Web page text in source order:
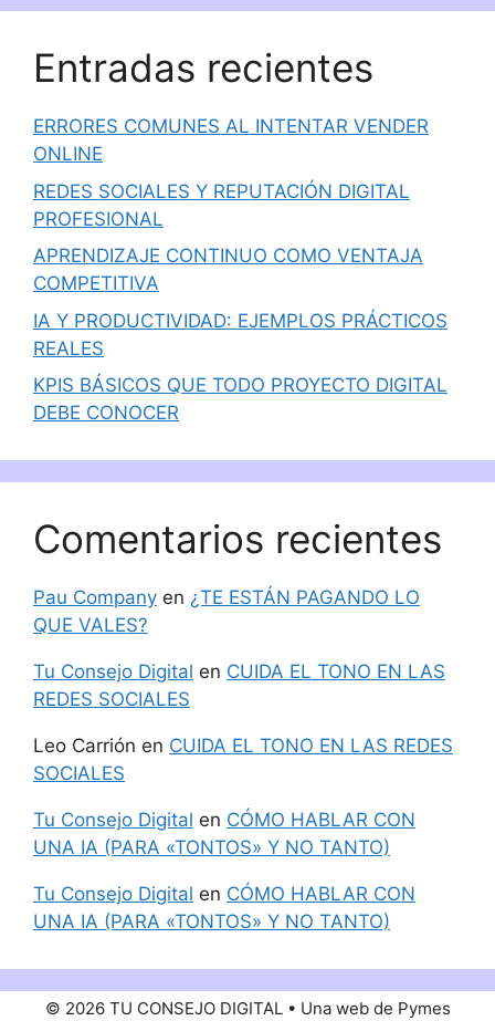
Entradas recientes
ERRORES COMUNES AL INTENTAR VENDER
ONLINE
REDES SOCIALES Y REPUTACIÓN DIGITAL
PROFESIONAL
APRENDIZAJE CONTINUO COMO VENTAJA
COMPETITIVA
IA Y PRODUCTIVIDAD: EJEMPLOS PRÁCTICOS
REALES
KPIS BÁSICOS QUE TODO PROYECTO DIGITAL
DEBE CONOCER
Comentarios recientes
Pau Company en ¿TE ESTÁN PAGANDO LO
QUE VALES?
Tu Consejo Digital en CUIDA EL TONO EN LAS
REDES SOCIALES
Leo Carrión en CUIDA EL TONO EN LAS REDES
SOCIALES
Tu Consejo Digital en CÓMO HABLAR CON
UNA IA (PARA «TONTOS» Y NO TANTO)
Tu Consejo Digital en CÓMO HABLAR CON
UNA IA (PARA «TONTOS» Y NO TANTO)
© 2026 TU CONSEJO DIGITAL • Una web de Pymes